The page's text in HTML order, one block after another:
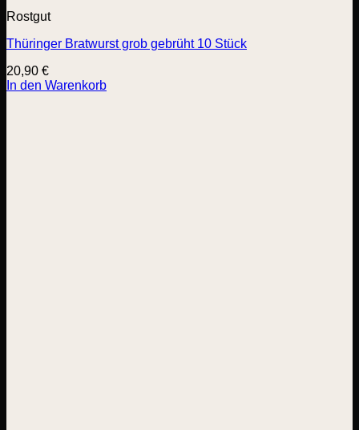
Rostgut
Thüringer Bratwurst grob gebrüht 10 Stück
20,90 €
In den Warenkorb